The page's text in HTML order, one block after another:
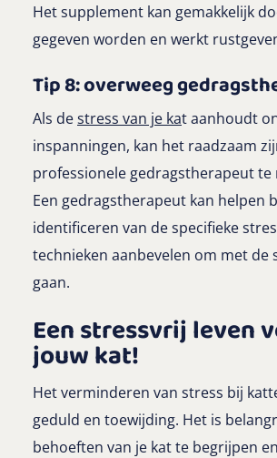
Het supplement kan gemakkelijk
gegeven worden en werkt
Tip 8: overweeg
Als destress van je kat aanhoudt
inspanningen, kan het raadzaam
professionele gedragstherapeut te
Een gedragstherapeut kan helpen
identificeren van de specifieke
technieken aanbevelen om met de
gaan.
Een stressvrij leven
jouw kat!
Het verminderen van stress bij
geduld en toewijding. Het is
behoeften van je kat te begrijpen